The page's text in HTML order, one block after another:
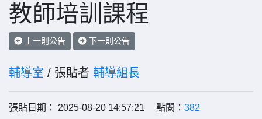
教師培訓課程
上一則公告 下一則公告
輔導室 / 張貼者 輔導組長
張貼日期： 2025-08-20 14:57:21 點閱： 382